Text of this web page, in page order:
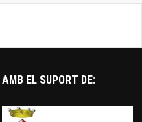
AMB EL SUPORT DE: